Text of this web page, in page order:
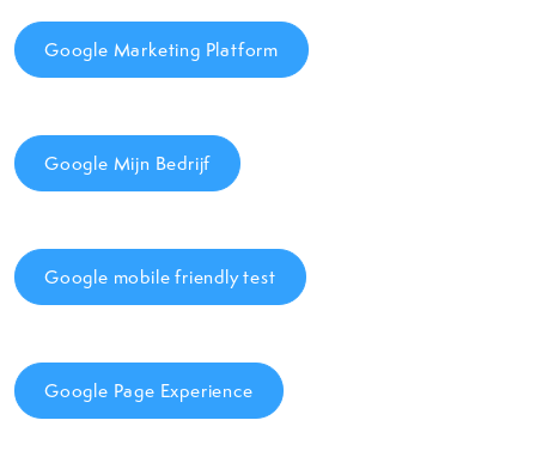
Google Marketing Platform
Google Mijn Bedrijf
Google mobile friendly test
Google Page Experience